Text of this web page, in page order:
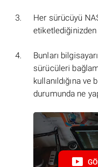
Her sürücüyü
Bunları
sürücüleri
kullanıldığına
durumunda ne